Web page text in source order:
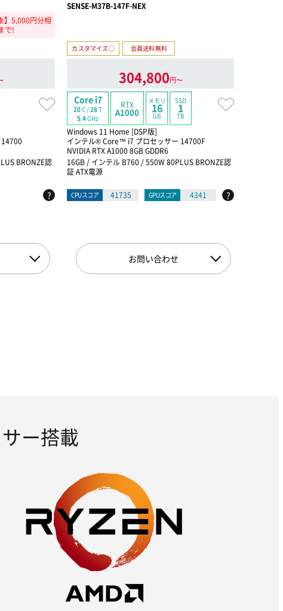
】5,000円分相
で!
BRONZE認
?
SENSE-M37B-147F-NEX
カスタマイズ○ 会員送料無料
304,800円〜
Core i7
20C /28T
5.4GHz
RTX
A1000
メモリ
16
GB
SSD
1
TB
Windows 11 Home [DSP版]
インテル® Core™ i7 プロセッサー 14700F
NVIDIA RTX A1000 8GB GDDR6
16GB / インテル B760 / 550W 80PLUS BRONZE認
証 ATX電源
CPUスコア 41735 GPUスコア 4341 ?
お問い合わせ
ー搭載